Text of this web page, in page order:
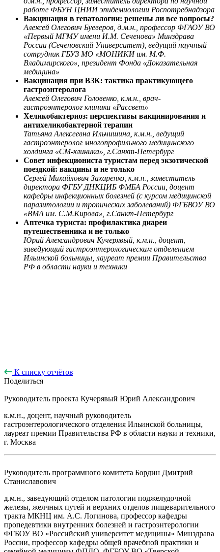
работе ФБУН ЦНИИ эпидемиологии Роспотребнадзора
Вакцинация в гепатологии: решены ли все вопросы?
Алексей Олегович Буеверов, д.м.н., профессор ФГАОУ ВО
«Первый МГМУ имени И.М. Сеченова» Минздрава
России (Сеченовский Университет), ведущий научный
сотрудник ГБУЗ МО «МОНИКИ им. М.Ф.
Владимирского», президент Фонда «Доказательная
медицина»
Вакцинация при ВЗК: тактика практикующего
гастроэнтеролога
Алексей Олегович Головенко, к.м.н., врач-
гастроэнтеролог клиники «Рассвет»
Хеликобактериоз: перспективы вакцинирования и
антихеликобактерной терапии
Татьяна Алексеевна Ильчишина, к.м.н., ведущий
гастроэнтеролог многопрофильного медицинского
холдинга «СМ-клиника», г.Санкт-Петербург
Совет инфекциониста туристам перед экзотической
поездкой: вакцины и не только
Сергей Михайлович Захаренко, к.м.н., заместитель
директора ФГБУ ДНКЦИБ ФМБА России, доцент
кафедры инфекционных болезней (с курсом медицинской
паразитологии и тропических заболеваний) ФГБВОУ ВО
«ВМА им. С.М.Кирова», г.Санкт-Петербург
Аптечка туриста: профилактика диареи
путешественника и не только
Юрий Александрович Кучерявый, к.м.н., доцент,
заведующий гастроэнтерологическим отделением
Ильинской больницы, лауреат премии Правительства
РФ в области науки и техники
К списку отчётов
Поделиться
Руководитель проекта Кучерявый Юрий Александрович
к.м.н., доцент, научный руководитель
гастроэнтерологического отделения Ильинской больницы,
лауреат премии Правительства РФ в области науки и техники,
г. Москва
Руководитель программного комитета Бордин Дмитрий
Станиславович
д.м.н., заведующий отделом патологии поджелудочной
железы, желчных путей и верхних отделов пищеварительного
тракта МКНЦ им. А.С. Логинова, профессор кафедры
пропедевтики внутренних болезней и гастроэнтерологии
ФГБОУ ВО «Российский университет медицины» Минздрава
России, профессор кафедры общей врачебной практики и